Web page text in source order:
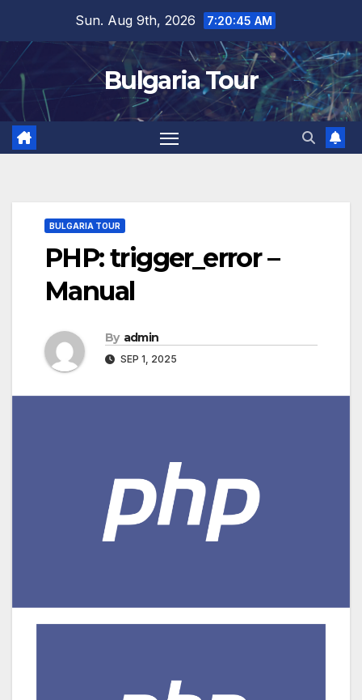
content
Sun. Aug 9th, 2026 7:20:46 AM
Bulgaria Tour
BULGARIA TOUR
PHP: trigger_error –
Manual
By admin
SEP 1, 2025